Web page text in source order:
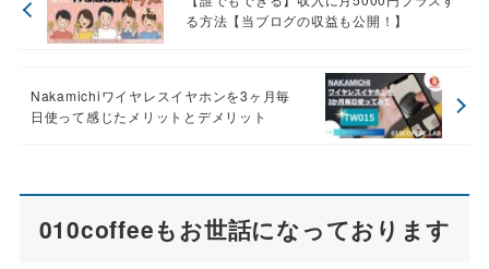
る方法【当ブログの収益も公開！】
Nakamichiワイヤレスイヤホンを3ヶ月毎
日使って感じたメリットとデメリット
010coffeeもお世話になっております